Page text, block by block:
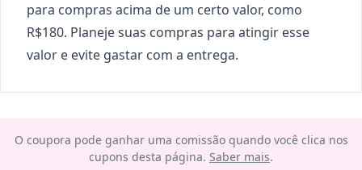
para compras acima de um certo valor, como
R$180. Planeje suas compras para atingir esse
valor e evite gastar com a entrega.
O coupora pode ganhar uma comissão quando você clica nos
cupons desta página. Saber mais.